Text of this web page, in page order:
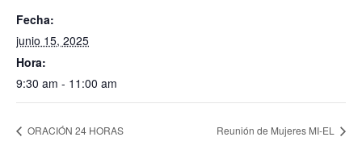
Fecha:
junio 15, 2025
Hora:
9:30 am - 11:00 am
ORACIÓN 24 HORAS Reunión de Mujeres MI-EL